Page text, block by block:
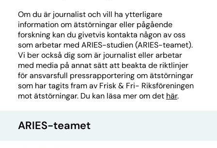
Om du är journalist och vill ha ytterligare
information om ätstörningar eller pågående
forskning kan du givetvis kontakta någon av oss
som arbetar med ARIES-studien (ARIES-teamet).
Vi ber också dig som är journalist eller arbetar
med media på annat sätt att beakta de riktlinjer
för ansvarsfull pressrapportering om ätstörningar
som har tagits fram av Frisk & Fri- Riksföreningen
mot ätstörningar. Du kan läsa mer om det här.
ARIES-teamet